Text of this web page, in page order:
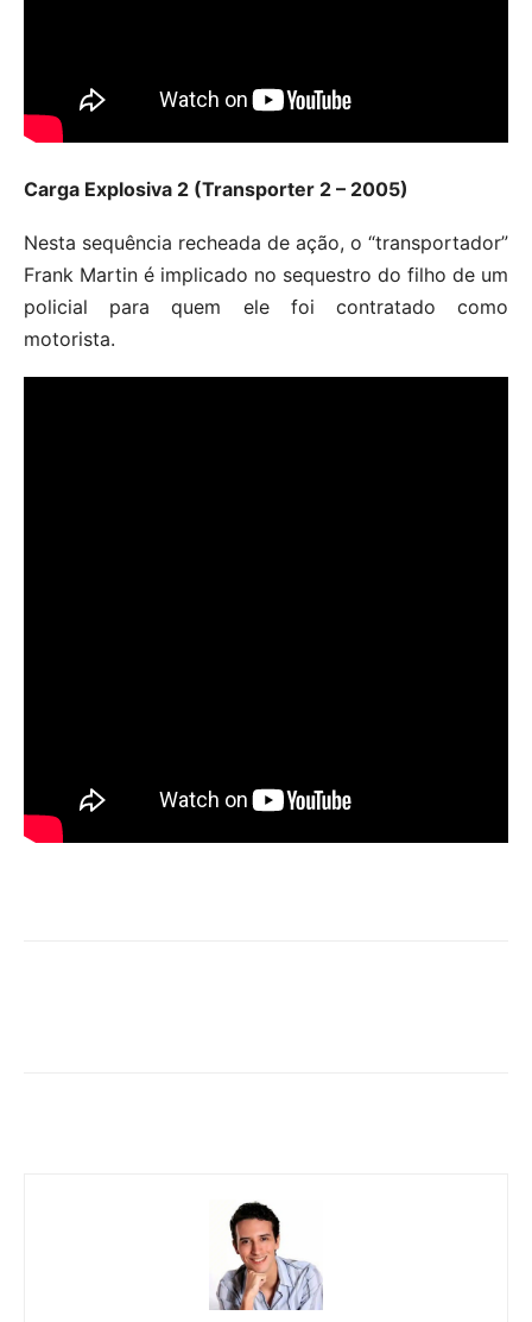
Carga Explosiva 2 (Transporter 2 – 2005)
Nesta sequência recheada de ação, o “transportador”
Frank Martin é implicado no sequestro do filho de um
policial para quem ele foi contratado como
motorista.